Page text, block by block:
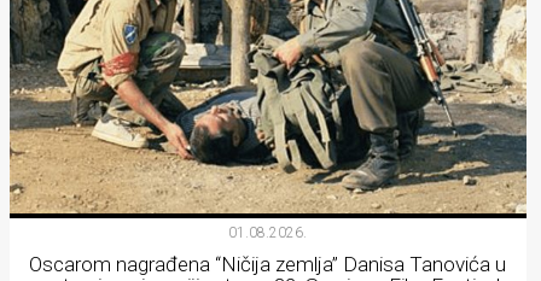
01.08.2026.
Oscarom nagrađena “Ničija zemlja” Danisa Tanovića u